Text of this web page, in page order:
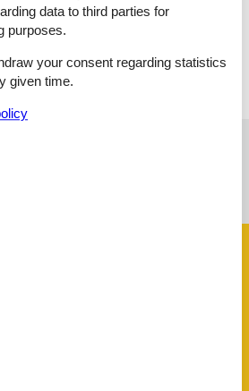
data to third parties for
purposes.
your consent regarding statistics
given time.